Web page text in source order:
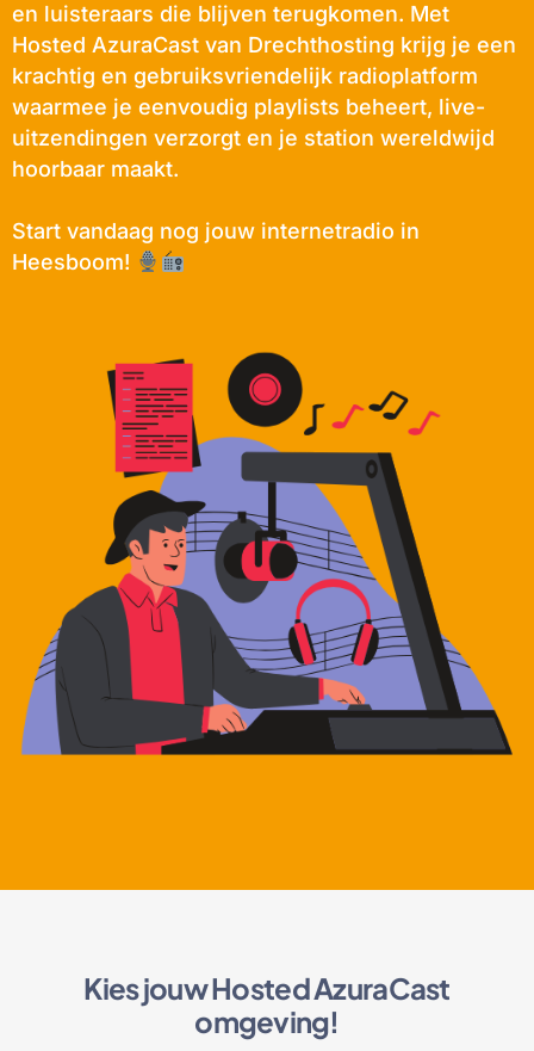
en luisteraars die blijven terugkomen. Met
Hosted AzuraCast van Drechthosting krijg je een
krachtig en gebruiksvriendelijk radioplatform
waarmee je eenvoudig playlists beheert, live-
uitzendingen verzorgt en je station wereldwijd
hoorbaar maakt.
Start vandaag nog jouw internetradio in
Heesboom!
Kies jouw Hosted AzuraCast
omgeving!